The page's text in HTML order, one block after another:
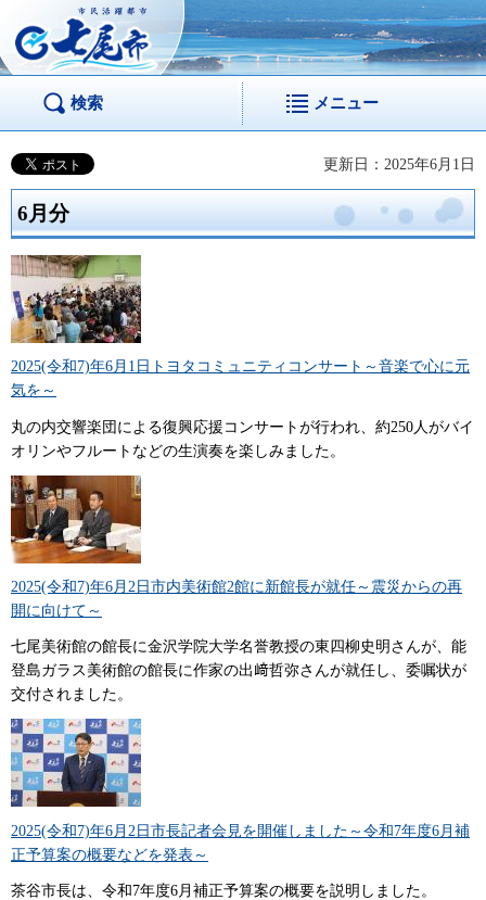
市民活躍都市 七尾
市
検索 メニュー
更新日：2025年6月1日
6月分
2025(令和7)年6月1日トヨタコミュニティコンサート～音楽で心に元
気を～
丸の内交響楽団による復興応援コンサートが行われ、約250人がバイ
オリンやフルートなどの生演奏を楽しみました。
2025(令和7)年6月2日市内美術館2館に新館長が就任～震災からの再
開に向けて～
七尾美術館の館長に金沢学院大学名誉教授の東四柳史明さんが、能
登島ガラス美術館の館長に作家の出﨑哲弥さんが就任し、委嘱状が
交付されました。
2025(令和7)年6月2日市長記者会見を開催しました～令和7年度6月補
正予算案の概要などを発表～
茶谷市長は、令和7年度6月補正予算案の概要を説明しました。